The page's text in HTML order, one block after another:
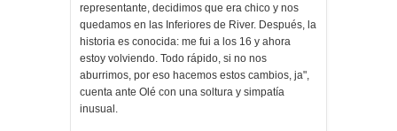
representante, decidimos que era chico y nos
quedamos en las Inferiores de River. Después, la
historia es conocida: me fui a los 16 y ahora
estoy volviendo. Todo rápido, si no nos
aburrimos, por eso hacemos estos cambios, ja",
cuenta ante Olé con una soltura y simpatía
inusual.